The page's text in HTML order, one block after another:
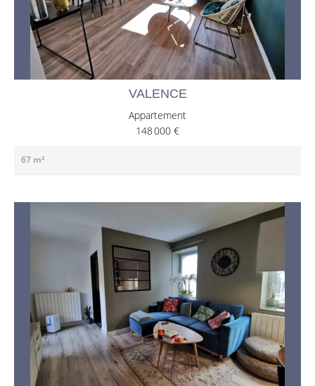
VALENCE
Appartement
148 000 €
67 m²